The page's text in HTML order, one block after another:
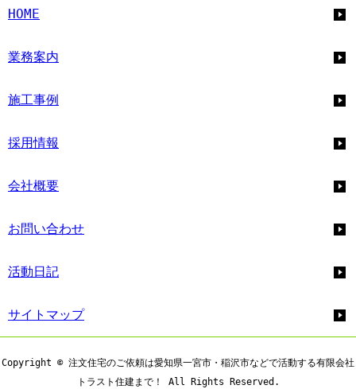
HOME
業務案内
施工事例
採用情報
会社概要
お問い合わせ
活動日記
サイトマップ
Copyright © 注文住宅のご依頼は愛知県一宮市・稲沢市などで活動する有限会社
トラスト住建まで！ All Rights Reserved.